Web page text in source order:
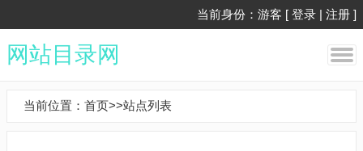
当前身份：游客 [ 登录 | 注册 ]
网站目录网
当前位置： 首页>>站点列表